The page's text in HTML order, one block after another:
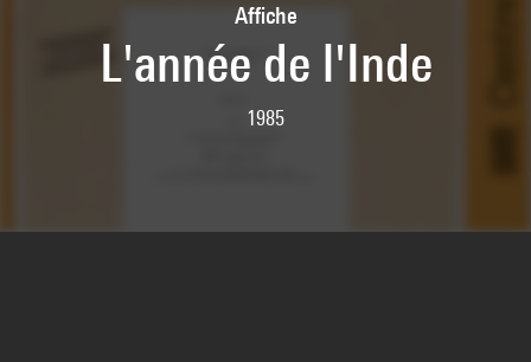
Affiche
L'année de l'Inde
1985